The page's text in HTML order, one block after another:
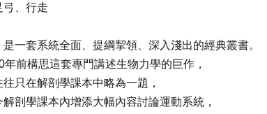
弓、行走
是一套系統全面、提綱挈領、深入淺出的經典叢書。
前構思這套專門講述生物力學的巨作，
只在解剖學課本中略為一題，
剖學課本內增添大幅內容討論運動系統，